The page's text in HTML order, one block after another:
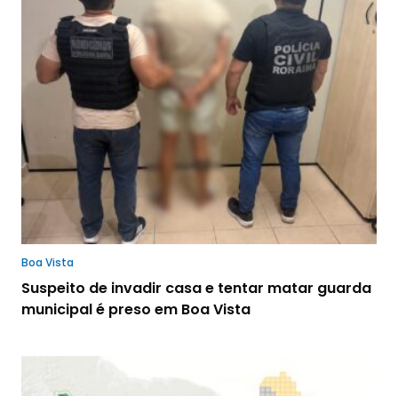
Boa Vista
Suspeito de invadir casa e tentar matar guarda
municipal é preso em Boa Vista